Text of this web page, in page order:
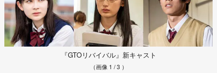
『GTOリバイバル』新キャスト
（画像 1 / 3 ）